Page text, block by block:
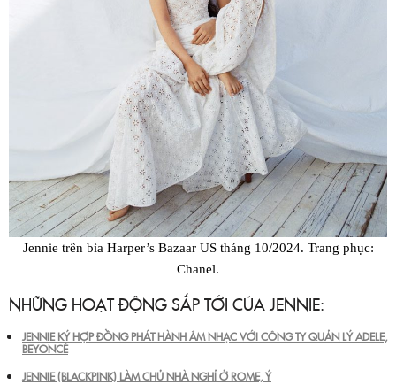
Jennie trên bìa Harper’s Bazaar US tháng 10/2024. Trang phục:
Chanel.
NHỮNG HOẠT ĐỘNG SẮP TỚI CỦA JENNIE:
JENNIE KÝ HỢP ĐỒNG PHÁT HÀNH ÂM NHẠC VỚI CÔNG TY QUẢN LÝ ADELE,
BEYONCÉ
JENNIE (BLACKPINK) LÀM CHỦ NHÀ NGHỈ Ở ROME, Ý